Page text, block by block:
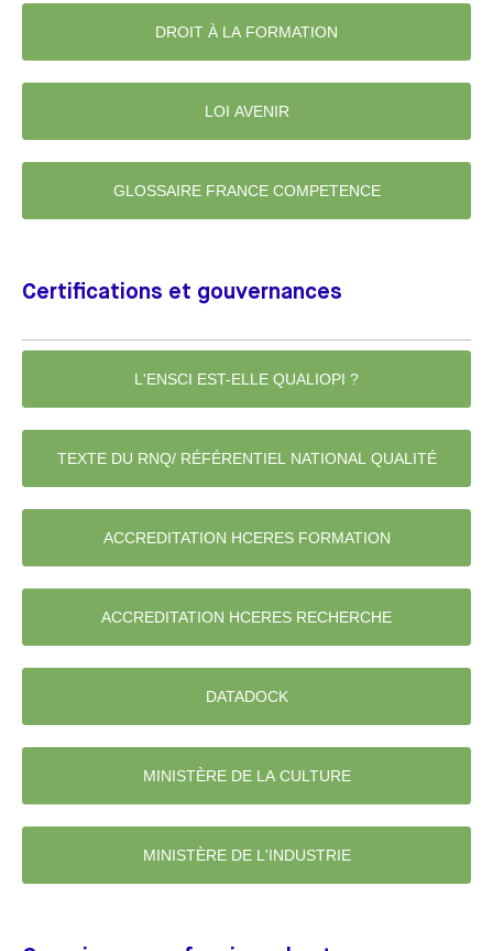
DROIT À LA FORMATION
LOI AVENIR
GLOSSAIRE FRANCE COMPETENCE
Certifications et gouvernances
L'ENSCI EST-ELLE QUALIOPI ?
TEXTE DU RNQ/ RÉFÉRENTIEL NATIONAL QUALITÉ
ACCREDITATION HCERES FORMATION
ACCREDITATION HCERES RECHERCHE
DATADOCK
MINISTÈRE DE LA CULTURE
MINISTÈRE DE L'INDUSTRIE